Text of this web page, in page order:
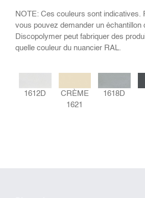
NOTE: Ces couleurs sont indicatives.
vous pouvez demander un échantillon
Discopolymer peut fabriquer des
quelle couleur du nuancier RAL.
1612D
CRÈME
1621
1618D